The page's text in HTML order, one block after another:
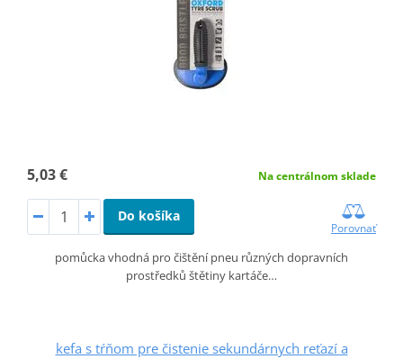
5,03 € Na centrálnom sklade
Do košíka
Porovnať
pomůcka vhodná pro čištění pneu různých dopravních
prostředků štětiny kartáče…
kefa s tŕňom pre čistenie sekundárnych reťazí a